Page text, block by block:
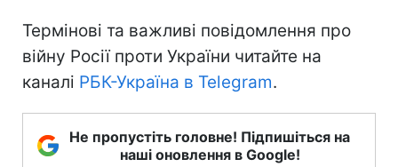
Термінові та важливі повідомлення про
війну Росії проти України читайте на
каналі РБК-Україна в Telegram.
Не пропустіть головне! Підпишіться на
наші оновлення в Google!